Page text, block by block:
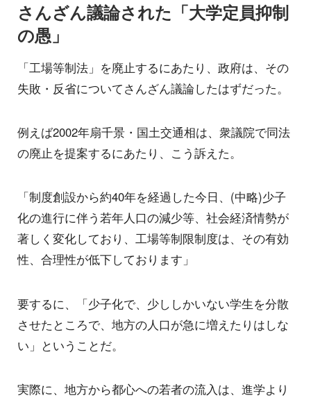
さんざん議論された「大学定員抑制
の愚」
「工場等制法」を廃止するにあたり、政府は、その
失敗・反省についてさんざん議論したはずだった。
例えば2002年扇千景・国土交通相は、衆議院で同法
の廃止を提案するにあたり、こう訴えた。
「制度創設から約40年を経過した今日、(中略)少子
化の進行に伴う若年人口の減少等、社会経済情勢が
著しく変化しており、工場等制限制度は、その有効
性、合理性が低下しております」
要するに、「少子化で、少ししかいない学生を分散
させたところで、地方の人口が急に増えたりはしな
い」ということだ。
実際に、地方から都心への若者の流入は、進学より